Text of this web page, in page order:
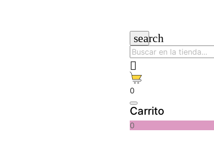
search

0
Carrito
0